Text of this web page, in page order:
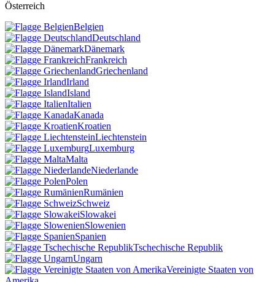
Österreich
Belgien
Deutschland
Dänemark
Frankreich
Griechenland
Irland
Island
Italien
Kanada
Kroatien
Liechtenstein
Luxemburg
Malta
Niederlande
Polen
Rumänien
Schweiz
Slowakei
Slowenien
Spanien
Tschechische Republik
Ungarn
Vereinigte Staaten von